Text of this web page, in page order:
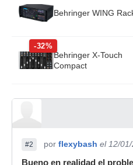
Behringer WING
-32%
Behringer X-Touch
Compact
#2 por flexybash el 12/
Bueno en realidad el